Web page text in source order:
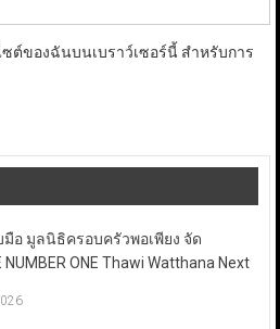
ต์ของฉันบนเบราว์เซอร์นี้ สำหรับการ
อ มูลนิธิครอบครัวพอเพียง จัด
NUMBER ONE Thawi Watthana Next